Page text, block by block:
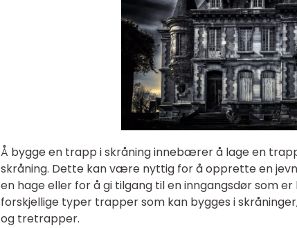
Å bygge en trapp i skråning innebærer å lage en
skråning. Dette kan være nyttig for å opprette en
en hage eller for å gi tilgang til en inngangsdør som
forskjellige typer trapper som kan bygges i
og tretrapper.